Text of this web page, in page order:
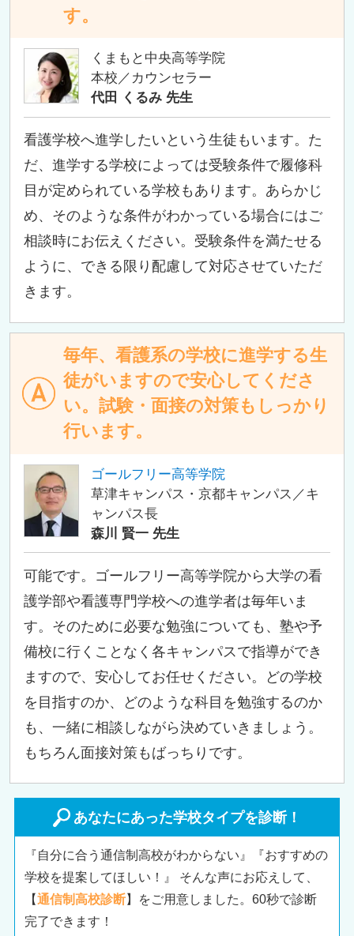
す。
くまもと中央高等学院
本校／カウンセラー
代田 くるみ 先生
看護学校へ進学したいという生徒もいます。た
だ、進学する学校によっては受験条件で履修科
目が定められている学校もあります。あらかじ
め、そのような条件がわかっている場合にはご
相談時にお伝えください。受験条件を満たせる
ように、できる限り配慮して対応させていただ
きます。
毎年、看護系の学校に進学する生
徒がいますので安心してくださ
い。試験・面接の対策もしっかり
行います。
ゴールフリー高等学院
草津キャンパス・京都キャンパス／キ
ャンパス長
森川 賢一 先生
可能です。ゴールフリー高等学院から大学の看
護学部や看護専門学校への進学者は毎年いま
す。そのために必要な勉強についても、塾や予
備校に行くことなく各キャンパスで指導ができ
ますので、安心してお任せください。どの学校
を目指すのか、どのような科目を勉強するのか
も、一緒に相談しながら決めていきましょう。
もちろん面接対策もばっちりです。
あなたにあった学校タイプを診断！
『自分に合う通信制高校がわからない』『おすすめの
学校を提案してほしい！』 そんな声にお応えして、
【通信制高校診断】をご用意しました。60秒で診断
完了できます！